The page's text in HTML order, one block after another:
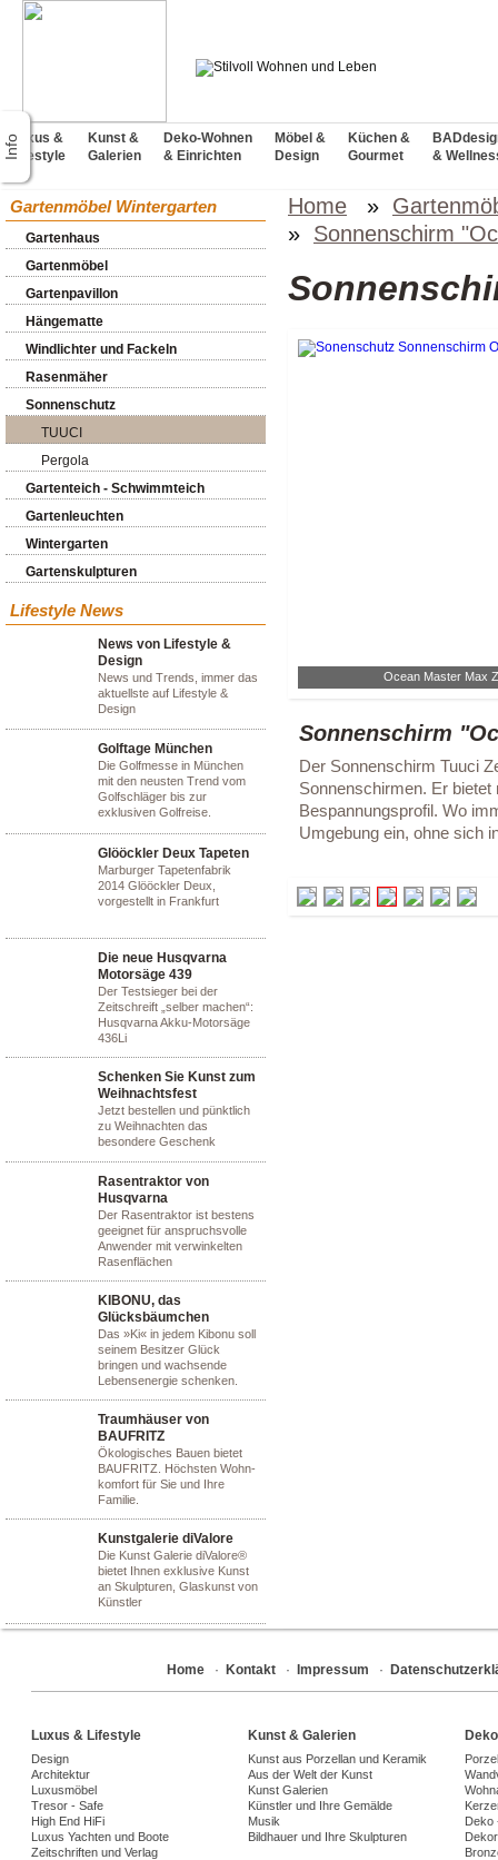
Luxus &
Lifestyle
Kunst &
Galerien
Deko-Wohnen
& Einrichten
Möbel &
Design
Küchen &
Gourmet
&
Gartenmöbel Wintergarten
Gartenhaus
Gartenmöbel
Gartenpavillon
Hängematte
Windlichter und Fackeln
Rasenmäher
Sonnenschutz
TUUCI
Pergola
Gartenteich - Schwimmteich
Gartenleuchten
Wintergarten
Gartenskulpturen
Lifestyle News
News von Lifestyle &
Design
News und Trends, immer das
aktuellste auf Lifestyle &
Design
Golftage München
Die Golfmesse in München
mit den neusten Trend vom
Golfschläger bis zur
exklusiven Golfreise.
Glööckler Deux Tapeten
Marburger Tapetenfabrik
2014 Glööckler Deux,
vorgestellt in Frankfurt
Die neue Husqvarna
Motorsäge 439
Der Testsieger bei der
Zeitschreift „selber machen“:
Husqvarna Akku-Motorsäge
436Li
Schenken Sie Kunst zum
Weihnachtsfest
Jetzt bestellen und pünktlich
zu Weihnachten das
besondere Geschenk
Rasentraktor von
Husqvarna
Der Rasentraktor ist bestens
geeignet für anspruchsvolle
Anwender mit verwinkelten
Rasenflächen
KIBONU, das
Glücksbäumchen
Das »Ki« in jedem Kibonu soll
seinem Besitzer Glück
bringen und wachsende
Lebensenergie schenken.
Traumhäuser von
BAUFRITZ
Ökologisches Bauen bietet
BAUFRITZ. Höchsten Wohn-
komfort für Sie und Ihre
Familie.
Kunstgalerie diValore
Die Kunst Galerie diValore®
bietet Ihnen exklusive Kunst
an Skulpturen, Glaskunst von
Künstler
Home »
» Sonnenschirm
Ocean Master Max
Sonnenschirm
Der Sonnenschirm Tuuci
Sonnenschirmen. Er
Bespannungsprofil. Wo
Umgebung ein, ohne sich
Home · Kontakt · Impressum ·
Luxus & Lifestyle
Design
Architektur
Luxusmöbel
Tresor - Safe
High End HiFi
Luxus Yachten und Boote
Zeitschriften und Verlag
Kunst & Galerien
Kunst aus Porzellan und Keramik
Aus der Welt der Kunst
Kunst Galerien
Künstler und Ihre Gemälde
Musik
Bildhauer und Ihre Skulpturen
Deko